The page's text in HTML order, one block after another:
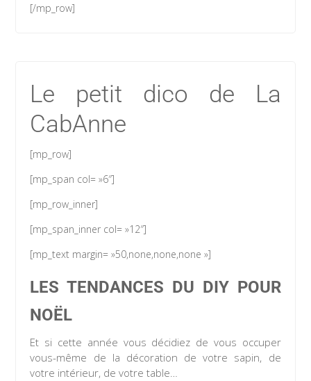
[/mp_row]
Le petit dico de La
CabAnne
[mp_row]
[mp_span col= »6″]
[mp_row_inner]
[mp_span_inner col= »12″]
[mp_text margin= »50,none,none,none »]
LES TENDANCES DU DIY POUR
NOËL
Et si cette année vous décidiez de vous occuper
vous-même de la décoration de votre sapin, de
votre intérieur, de votre table…